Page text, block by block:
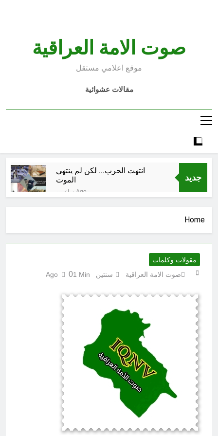
صوت الامة العراقية
موقع اعلامي مستقل
مقالات عشوائية
جديد
انتهت الحرب… لكن لم ينتهي
الموت
ساعتين Ago
كتابات رد عن لماذا أخذ الحسين معه
النساء والأطفال الى كربلاء؟ (ح 5)
احياء ليلة الجمعة (نعمة بالكسر والفتح،
الجرح النرجسي وتضخم الذات
التعويضي
مشروع إنساني .. بدأ بكرتونة أدوية
مجانية وانتهى بـ”صيدليات”خيرية !
8 ساعات Ago
اتفاق مكة.. لحظة إعادة تشكيل
للتوازنات الإقليمية
من حلف بغداد إلى الحلف السعودي
التركي الباكستاني- وفوائد انضمام
13 ساعة Ago
شعراء العراق الذين بقيت قبورهم في
Home
مقولات وكلمات
صوت الامة العراقية
سنتين Ago 01 Min